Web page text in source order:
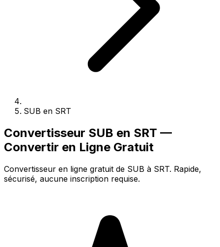
SUB en SRT
Convertisseur SUB en SRT —
Convertir en Ligne Gratuit
Convertisseur en ligne gratuit de SUB à SRT. Rapide,
sécurisé, aucune inscription requise.